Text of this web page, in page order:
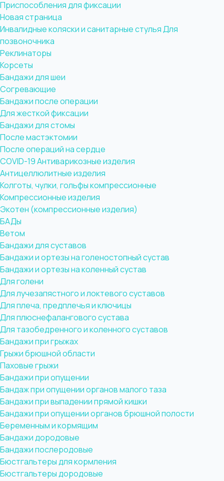
Приспособления для фиксации
Новая страница
Инвалидные коляски и санитарные стульяДля
позвоночника
Реклинаторы
Корсеты
Бандажи для шеи
Согревающие
Бандажи после операции
Для жесткой фиксации
Бандажи для стомы
После мастэктомии
После операций на сердце
COVID-19Антиварикозные изделия
Антицеллюлитные изделия
Колготы, чулки, гольфы компрессионные
Компрессионные изделия
Экотен (компрессионные изделия)
БАДы
Ветом
Бандажи для суставов
Бандажи и ортезы на голеностопный сустав
Бандажи и ортезы на коленный сустав
Для голени
Для лучезапястного и локтевого суставов
Для плеча, предплечья и ключицы
Для плюснефалангового сустава
Для тазобедренного и коленного суставов
Бандажи при грыжах
Грыжи брюшной области
Паховые грыжи
Бандажи при опущении
Бандаж при опущении органов малого таза
Бандажи при выпадении прямой кишки
Бандажи при опущении органов брюшной полости
Беременным и кормящим
Бандажи дородовые
Бандажи послеродовые
Бюстгальтеры для кормления
Бюстгальтеры дородовые